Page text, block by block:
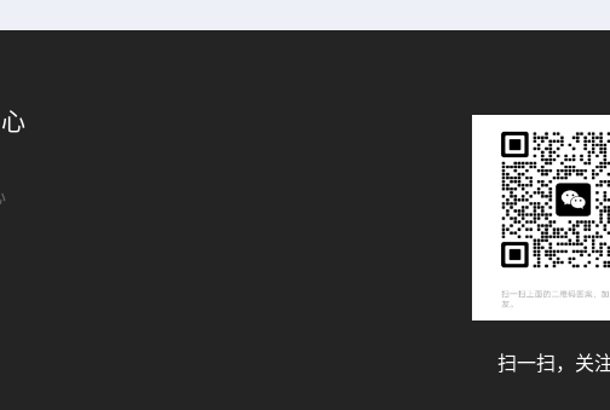
扫一扫，关